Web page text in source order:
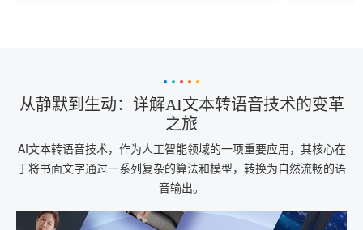
从静默到生动：详解AI文本转语音技术的变革
之旅
AI文本转语音技术，作为人工智能领域的一项重要应用，其核心在
于将书面文字通过一系列复杂的算法和模型，转换为自然流畅的语
音输出。